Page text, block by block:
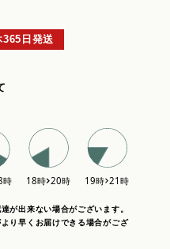
365日発送
が出来ない場合がございます。
り早くお届けできる場合がござ